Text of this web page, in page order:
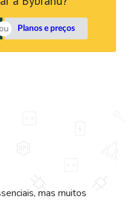
Planos e preços
mas muitos